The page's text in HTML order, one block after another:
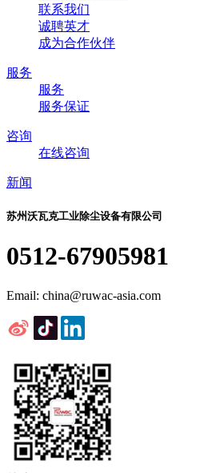
联系我们
诚聘英才
成为合作伙伴
服务
服务
服务保证
咨询
在线咨询
新闻
苏州沃瓦克工业除尘设备有限公司
0512-67905981
Email: china@ruwac-asia.com